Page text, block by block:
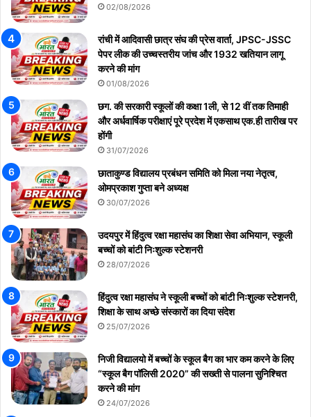
02/08/2026
रांची में आदिवासी छात्र संघ की प्रेस वार्ता, JPSC-JSSC
पेपर लीक की उच्चस्तरीय जांच और 1932 खतियान लागू
करने की मांग
01/08/2026
छग. की सरकारी स्कूलों की कक्षा 1ली, से 12 वीं तक तिमाही
और अर्धवार्षिक परीक्षाएं पूरे प्रदेश में एकसाथ एक.ही तारीख पर
होंगी
31/07/2026
छाताकुण्ड विद्यालय प्रबंधन समिति को मिला नया नेतृत्व,
ओमप्रकाश गुप्ता बने अध्यक्ष
30/07/2026
उदयपुर में हिंदुत्व रक्षा महासंघ का शिक्षा सेवा अभियान, स्कूली
बच्चों को बांटी निःशुल्क स्टेशनरी
28/07/2026
हिंदुत्व रक्षा महासंघ ने स्कूली बच्चों को बांटी निःशुल्क स्टेशनरी,
शिक्षा के साथ अच्छे संस्कारों का दिया संदेश
25/07/2026
निजी विद्यालयो में बच्चों के स्कूल बैग का भार कम करने के लिए
“स्कूल बैग पॉलिसी 2020” की सख्ती से पालना सुनिश्चित
करने की मांग
24/07/2026